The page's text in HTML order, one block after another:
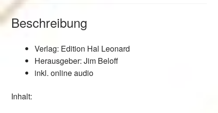
Beschreibung
Verlag: Edition Hal Leonard
Herausgeber: Jim Beloff
inkl. online audio
Inhalt: